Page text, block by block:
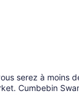
serez à moins
Cumbebin